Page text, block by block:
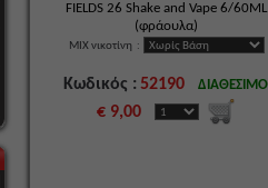
FIELDS 26 Shake and Vape 6/60ML
(φράουλα)
MIX νικοτίνη :
Κωδικός : 52190 ΔΙΑΘΕΣΙΜΟ
€ 9,00